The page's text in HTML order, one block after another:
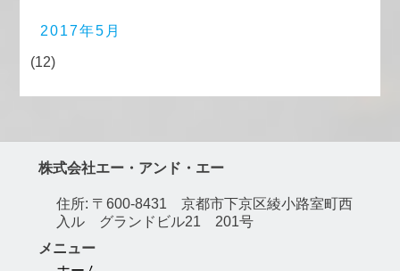
2017年5月
(12)
株式会社エー・アンド・エー
住所: 〒600-8431 京都市下京区綾小路室町西
入ル グランドビル21 201号
メニュー